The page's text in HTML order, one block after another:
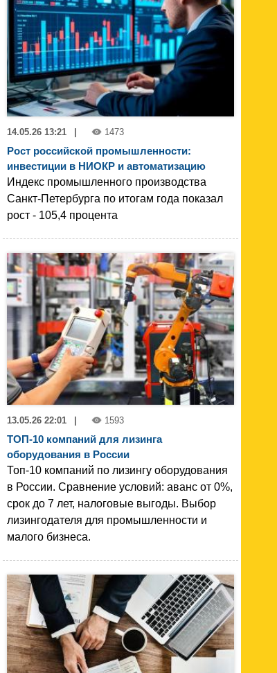
14.05.26 13:21 1473
Рост российской промышленности:
инвестиции в НИОКР и автоматизацию
Индекс промышленного производства
Санкт-Петербурга по итогам года показал
рост - 105,4 процента
13.05.26 22:01 1593
ТОП-10 компаний для лизинга
оборудования в России
Топ-10 компаний по лизингу оборудования
в России. Сравнение условий: аванс от 0%,
срок до 7 лет, налоговые выгоды. Выбор
лизингодателя для промышленности и
малого бизнеса.